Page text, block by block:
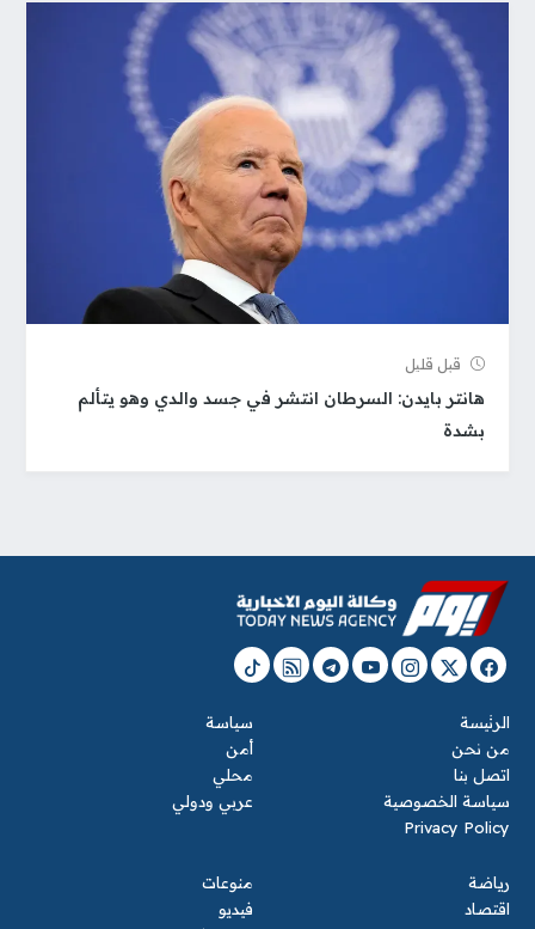
قبل قلیل
هانتر بايدن: السرطان انتشر في جسد والدي وهو يتألم
بشدة
الرئيسة
من نحن
اتصل بنا
سياسة الخصوصية
Privacy Policy
سياسة
أمن
محلي
عربي ودولي
رياضة
اقتصاد
منوعات
فيديو